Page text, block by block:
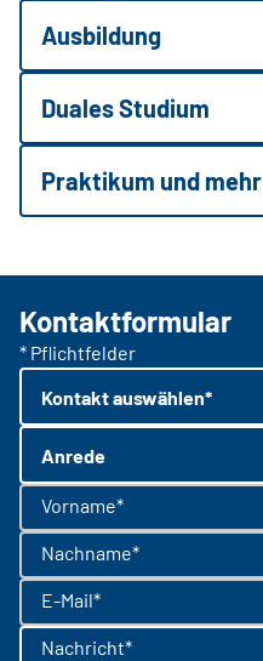
Ausbildung
Duales Studium
Praktikum und mehr
Kontaktformular
* Pflichtfelder
Kontakt auswählen*
Anrede
Vorname*
Nachname*
E-Mail*
Nachricht*